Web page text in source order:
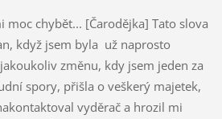
moc chybět... [Čarodějka] Tato slova
když jsem byla už naprosto
změnu, kdy jsem jeden za
spory, přišla o veškerý majetek,
vyděrač a hrozil mi